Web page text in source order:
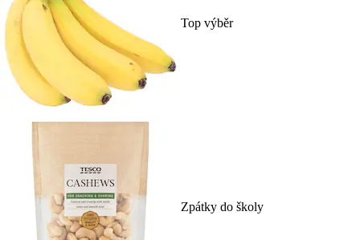
Top výběr
Zpátky do školy